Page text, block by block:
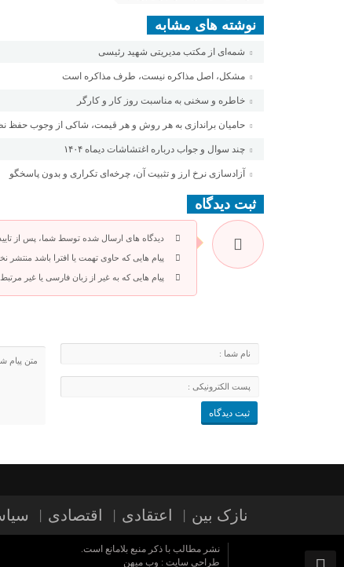
نوشته های مشابه
شمه‌ای از مکتب مدیریتی شهید رئیسی
مشکل، اصل مذاکره نیست، طرف مذاکره است
خاطره و سخنی به مناسبت روز کار و کارگر
حامیان براندازی به هر روش و هر قیمت، شاکی از وجوب حفظ
چند سوال و جواب درباره اغتشاشات دیماه ۱۴۰۴
آزادسازی نرخ ارز و تثبیت آن، چرخه‌ای تکراری و بدون پاسخگو
ثبت دیدگاه
دیدگاه های ارسال شده توسط شما، پس از
پیام هایی که حاوی تهمت یا افترا باشد منتشر
پیام هایی که به غیر از زبان فارسی یا غیر
نازک بین اعتقادی اقتصادی
نشر مطالب با ذکر منبع بلامانع است.
طراحی سایت : وب میهن